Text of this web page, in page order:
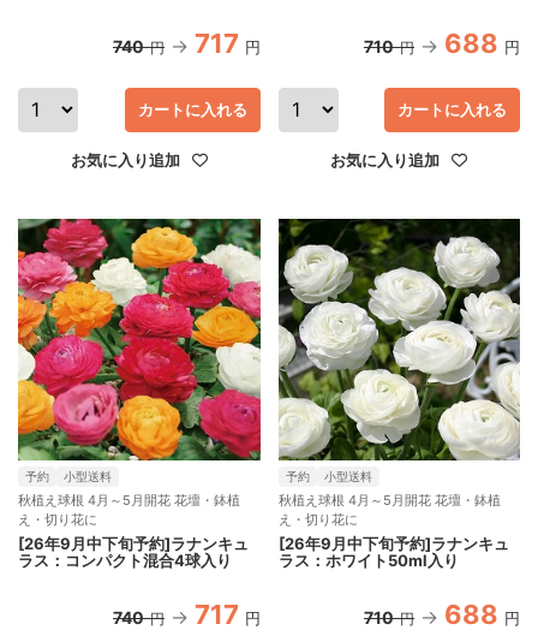
740 円 717 円
お気に入り追加
カートに入れる
710 円 688 円
お気に入り追加
カートに入れる
予約 小型送料
秋植え球根 4月～5月開花 花壇・鉢植
え・切り花に
[26年9月中下旬予約]ラナンキュ
ラス：コンパクト混合4球入り
740 円 717 円
予約 小型送料
秋植え球根 4月～5月開花 花壇・鉢植
え・切り花に
[26年9月中下旬予約]ラナンキュ
ラス：ホワイト50ml入り
710 円 688 円